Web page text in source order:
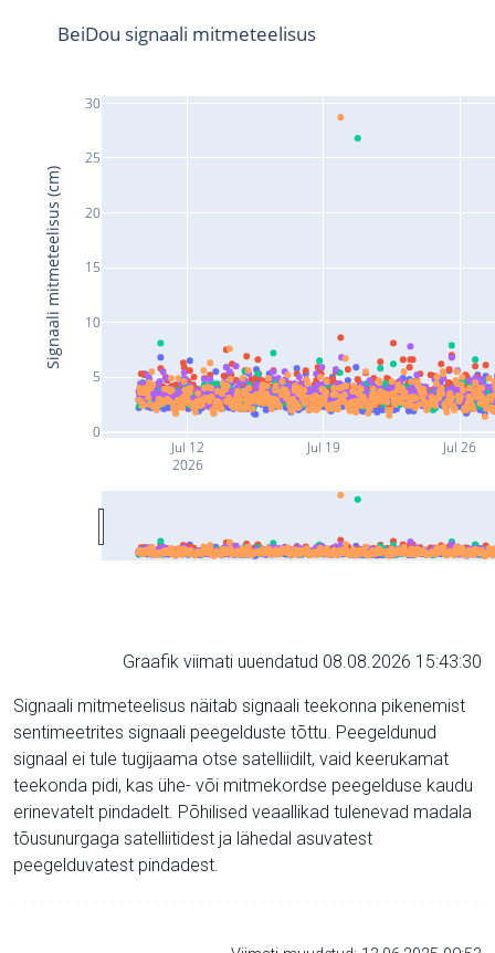
Jul 12
2026
Jul 19 Jul 26
0
5
10
15
20
25
30
BeiDou signaali mitmeteelisus
Signaali mitmeteelisus (cm)
Graafik viimati uuendatud 08.08.2026 15:43:30
Signaali mitmeteelisus näitab signaali teekonna pikenemist
sentimeetrites signaali peegelduste tõttu. Peegeldunud
signaal ei tule tugijaama otse satelliidilt, vaid keerukamat
teekonda pidi, kas ühe- või mitmekordse peegelduse kaudu
erinevatelt pindadelt. Põhilised veaallikad tulenevad madala
tõusunurgaga satelliitidest ja lähedal asuvatest
peegelduvatest pindadest.